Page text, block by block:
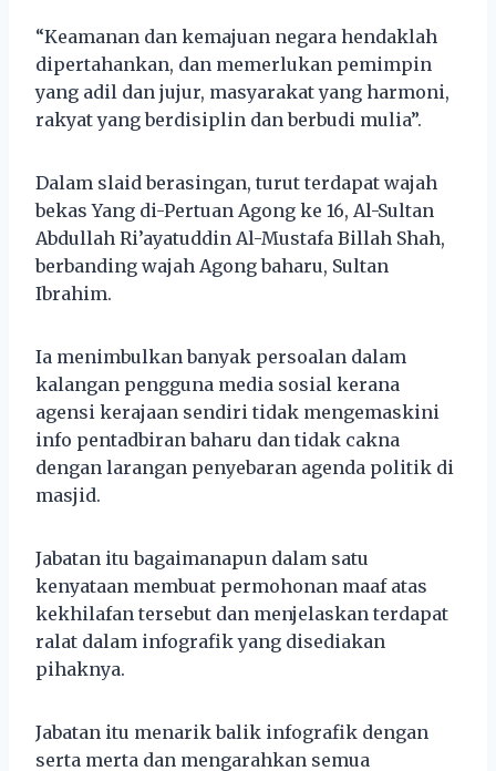
“Keamanan dan kemajuan negara hendaklah
dipertahankan, dan memerlukan pemimpin
yang adil dan jujur, masyarakat yang harmoni,
rakyat yang berdisiplin dan berbudi mulia”.
Dalam slaid berasingan, turut terdapat wajah
bekas Yang di-Pertuan Agong ke 16, Al-Sultan
Abdullah Ri’ayatuddin Al-Mustafa Billah Shah,
berbanding wajah Agong baharu, Sultan
Ibrahim.
Ia menimbulkan banyak persoalan dalam
kalangan pengguna media sosial kerana
agensi kerajaan sendiri tidak mengemaskini
info pentadbiran baharu dan tidak cakna
dengan larangan penyebaran agenda politik di
masjid.
Jabatan itu bagaimanapun dalam satu
kenyataan membuat permohonan maaf atas
kekhilafan tersebut dan menjelaskan terdapat
ralat dalam infografik yang disediakan
pihaknya.
Jabatan itu menarik balik infografik dengan
serta merta dan mengarahkan semua